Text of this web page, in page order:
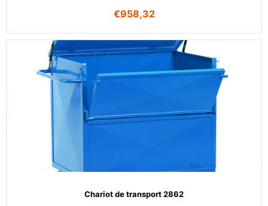
€958,32
Chariot de transport 2862